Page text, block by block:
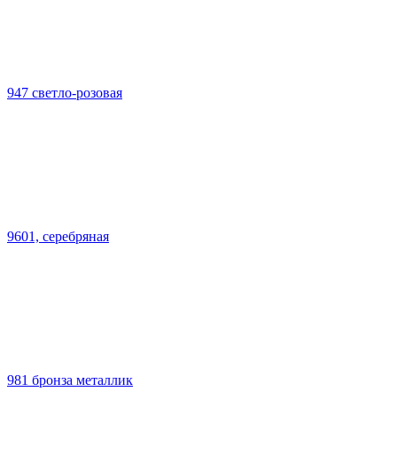
947 светло-розовая
9601, серебряная
981 бронза металлик